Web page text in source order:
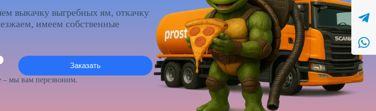
выкачку выгребных ям, откачку
имеем собственные
– мы вам перезвоним.